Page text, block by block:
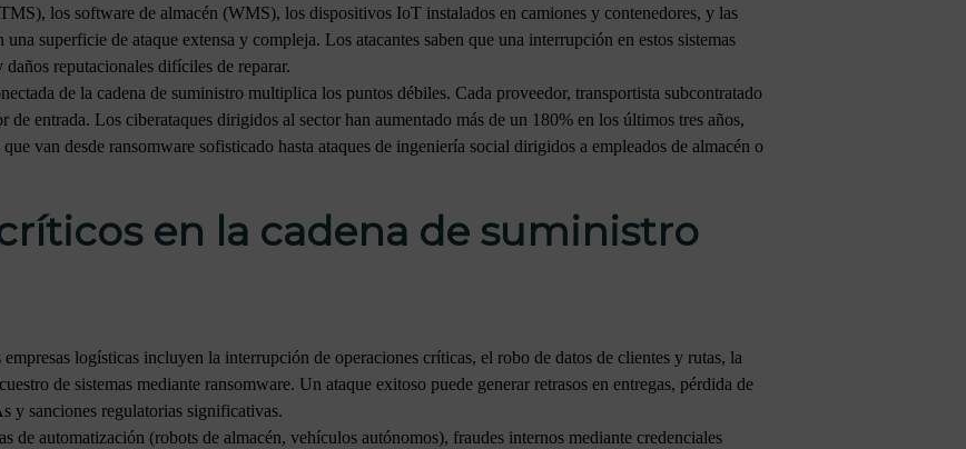
los software de almacén (WMS), los dispositivos IoT instalados en camiones y contenedores, y las
superficie de ataque extensa y compleja. Los atacantes saben que una interrupción en estos sistemas
reputacionales difíciles de reparar.
de la cadena de suministro multiplica los puntos débiles. Cada proveedor, transportista subcontratado
entrada. Los ciberataques dirigidos al sector han aumentado más de un 180% en los últimos tres años,
van desde ransomware sofisticado hasta ataques de ingeniería social dirigidos a empleados de almacén o
en la cadena de suministro
logísticas incluyen la interrupción de operaciones críticas, el robo de datos de clientes y rutas, la
de sistemas mediante ransomware. Un ataque exitoso puede generar retrasos en entregas, pérdida de
y sanciones regulatorias significativas.
de automatización (robots de almacén, vehículos autónomos), fraudes internos mediante credenciales